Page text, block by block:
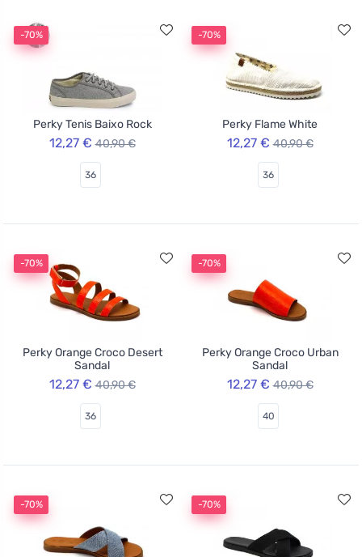
-70%
Perky Tenis Baixo Rock
12,27 € 40,90 €
36
-70%
Perky Flame White
12,27 € 40,90 €
36
-70%
Perky Orange Croco Desert
Sandal
12,27 € 40,90 €
36
-70%
Perky Orange Croco Urban
Sandal
12,27 € 40,90 €
40
-70% -70%